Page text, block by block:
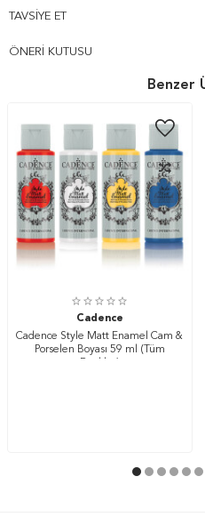
TAVSIYE ET
ÖNERI KUTUSU
Benzer
Cadence
Cadence Style Matt Enamel Cam &
Porselen Boyası 59 ml (Tüm